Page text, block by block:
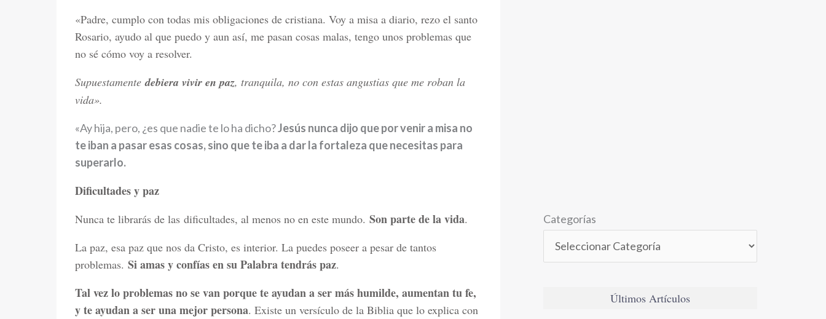
«Padre, cumplo con todas mis obligaciones de cristiana. Voy a misa a diario, rezo el santo
Rosario, ayudo al que puedo y aun así, me pasan cosas malas, tengo unos problemas que
no sé cómo voy a resolver.
Supuestamentedebiera vivir en paz, tranquila, no con estas angustias que me roban la
vida».
«Ay hija, pero, ¿es que nadie te lo ha dicho?Jesús nunca dijo que por venir a misa no
te iban a pasar esas cosas, sino quete iba a dar la fortaleza que necesitas para
superarlo.
Dificultades y paz
Nunca te librarás de las dificultades, al menos no en este mundo. Son parte de la vida.
La paz, esa paz que nos da Cristo, es interior. La puedes poseer a pesar de tantos
problemas. Si amas y confías en su Palabra tendrás paz.
Tal vez lo problemas no se van porque te ayudan a ser más humilde, aumentan tu fe,
y te ayudan a ser una mejor persona. Existe un versículo de la Biblia que lo explica con
Categorías
Últimos Artículos